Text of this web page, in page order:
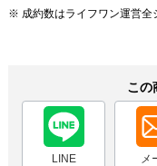
※ 成約数はライフワン運営全
この
LINE メ